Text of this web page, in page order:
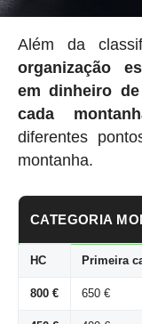
Além da
organização
em dinheiro
cada
diferentes
montanha.
CATEGORIA
HC Primeira
800 € 650 €